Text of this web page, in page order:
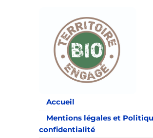
Accueil
Mentions légales et
confidentialité